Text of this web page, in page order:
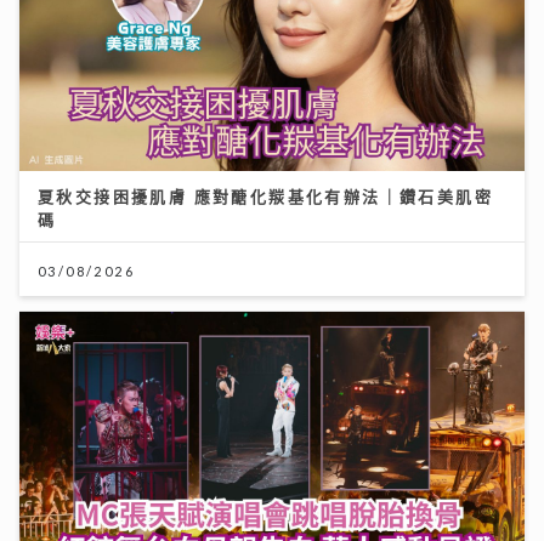
夏秋交接困擾肌膚 應對醣化羰基化有辦法｜鑽石美肌密
碼
03/08/2026